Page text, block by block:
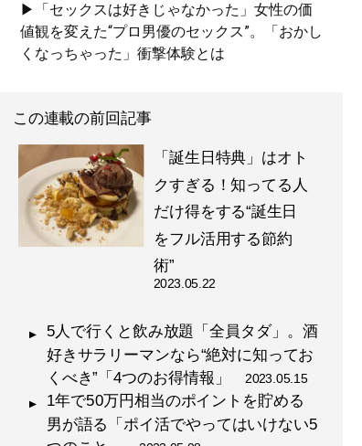
▶「セックスは好きじゃなかった」女性の価
値観を変えた“プロ男優のセックス”。「おかし
くなっちゃった」衝撃体験とは
この連載の前回記事
「誕生日特典」はオト
クすぎる！知ってる人
だけ得をする“誕生日
をフル活用する節約
術”
2023.05.22
5人で行くと飲み放題「全員タダ」。酒
好きサラリーマンなら“絶対に知ってお
くべき”「4つのお得情報」 2023.05.15
1年で50万円相当のポイントを貯める
男が語る「ポイ活でやってはいけない5